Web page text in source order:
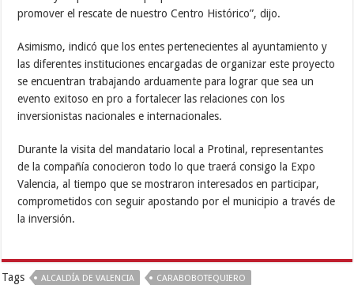
promover el rescate de nuestro Centro Histórico”, dijo.
Asimismo, indicó que los entes pertenecientes al ayuntamiento y
las diferentes instituciones encargadas de organizar este proyecto
se encuentran trabajando arduamente para lograr que sea un
evento exitoso en pro a fortalecer las relaciones con los
inversionistas nacionales e internacionales.
Durante la visita del mandatario local a Protinal, representantes
de la compañía conocieron todo lo que traerá consigo la Expo
Valencia, al tiempo que se mostraron interesados en participar,
comprometidos con seguir apostando por el municipio a través de
la inversión.
Tags ALCALDÍA DE VALENCIA
CARABOBOTEQUIERO